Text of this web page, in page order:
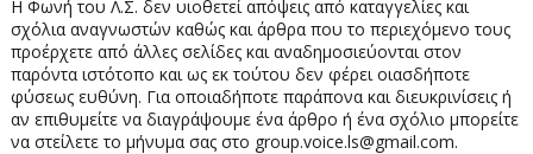
Η Φωνή του Λ.Σ. δεν υιοθετεί απόψεις από καταγγελίες και
σχόλια αναγνωστών καθώς και άρθρα που το περιεχόμενο τους
προέρχετε από άλλες σελίδες και αναδημοσιεύονται στον
παρόντα ιστότοπο και ως εκ τούτου δεν φέρει οιασδήποτε
φύσεως ευθύνη. Για οποιαδήποτε παράπονα και διευκρινίσεις ή
αν επιθυμείτε να διαγράψουμε ένα άρθρο ή ένα σχόλιο μπορείτε
να στείλετε το μήνυμα σας στο group.voice.ls@gmail.com.